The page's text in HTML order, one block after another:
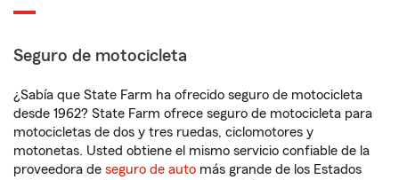
Seguro de motocicleta
¿Sabía que State Farm ha ofrecido seguro de motocicleta
desde 1962? State Farm ofrece seguro de motocicleta para
motocicletas de dos y tres ruedas, ciclomotores y
motonetas. Usted obtiene el mismo servicio confiable de la
proveedora de seguro de auto más grande de los Estados